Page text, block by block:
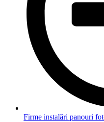
Firme instalări panouri